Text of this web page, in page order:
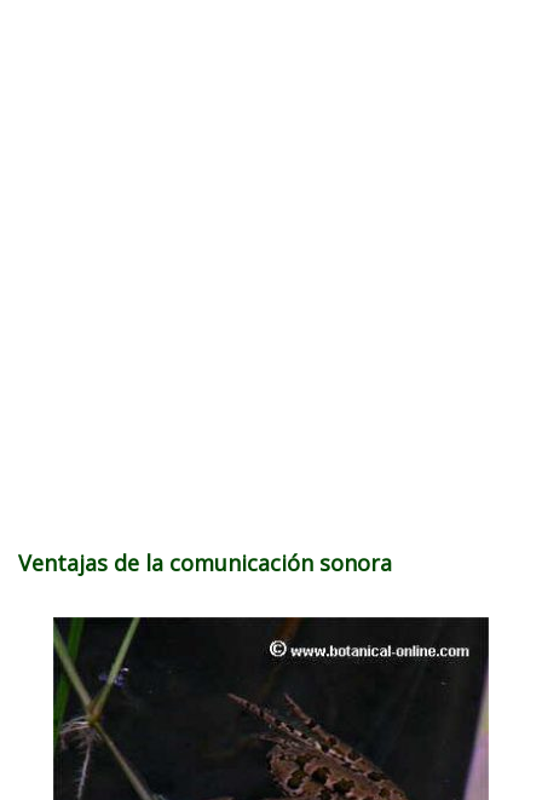
Ventajas de la comunicación sonora